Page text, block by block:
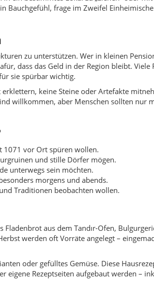
1071 vor Ort spüren wollen.
morgens und abends.
Traditionen beobachten wollen.
aus dem Tandır-Ofen,
werden oft Vorräte angelegt –
oder gefülltes Gemüse. Diese
Rezeptseiten aufgebaut werden –
du künftig innerhalb der einzelnen Orte.
Felder und breite Ebenen bestimmen
In der Nähe des Murat-Flusses öffnen
aber die Region besitzt naturnahe,
Wanderungen oder Picknicks – immer